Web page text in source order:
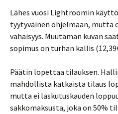
Lähes vuosi Lightroomin
tyytyväinen ohjelmaan, mutta
vähäisyys. Muutaman kuvan
sopimus on turhan kallis
Päätin lopettaa tilauksen.
mahdollista katkaista tilaus
mutta ei laskutuskauden
sakkomaksusta, joka on 50%